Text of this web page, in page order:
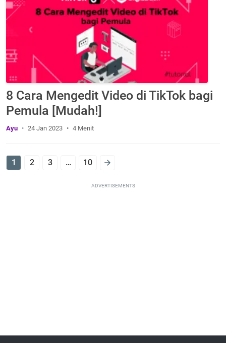
8 Cara Mengedit Video di TikTok bagi
Pemula [Mudah!]
Ayu 24 Jan 2023 4 Menit
1 2 3 … 10
ADVERTISEMENTS